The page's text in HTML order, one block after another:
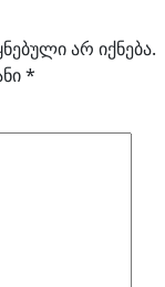
არ იქნება.
*